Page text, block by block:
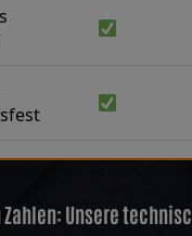
Unsere